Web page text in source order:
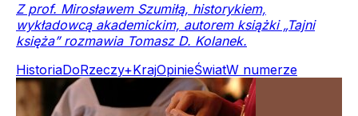
Z prof. Mirosławem Szumiłą, historykiem,
wykładowcą akademickim, autorem książki „Tajni
księża” rozmawia Tomasz D. Kolanek.
HistoriaDoRzeczy+KrajOpinieŚwiatW numerze